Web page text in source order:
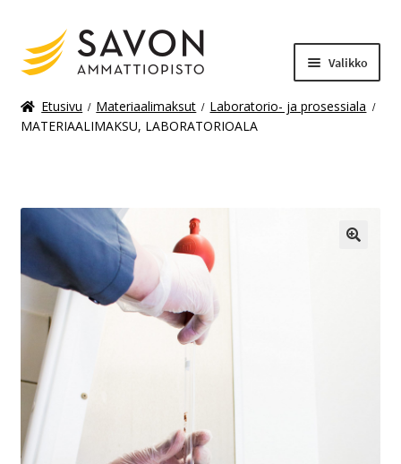
Valikko
Materiaalimaksut
Etusivu Materiaalimaksut
Laboratorio- ja prosessiala
MATERIAALIMAKSU, LABORATORIOALA